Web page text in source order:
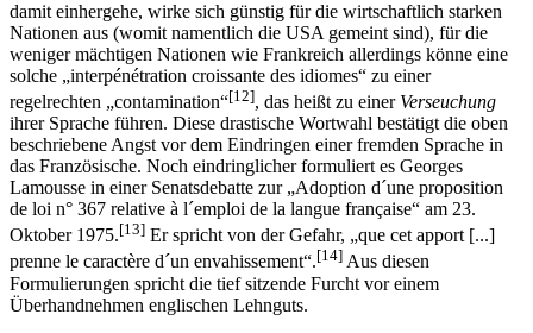
damit einhergehe, wirke sich günstig für die wirtschaftlich starken
Nationen aus (womit namentlich die USA gemeint sind), für die
weniger mächtigen Nationen wie Frankreich allerdings könne eine
solche „interpénétration croissante des idiomes“ zu einer
regelrechten „contamination“[12], das heißt zu einer Verseuchung
ihrer Sprache führen. Diese drastische Wortwahl bestätigt die oben
beschriebene Angst vor dem Eindringen einer fremden Sprache in
das Französische. Noch eindringlicher formuliert es Georges
Lamousse in einer Senatsdebatte zur „Adoption d´une proposition
de loi n° 367 relative à l´emploi de la langue française“ am 23.
Oktober 1975.[13] Er spricht von der Gefahr, „que cet apport [...]
prenne le caractère d´un envahissement“.[14] Aus diesen
Formulierungen spricht die tief sitzende Furcht vor einem
Überhandnehmen englischen Lehnguts.